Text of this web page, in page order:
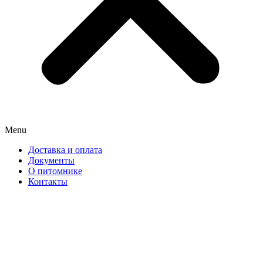
Menu
Доставка и оплата
Документы
О питомнике
Контакты